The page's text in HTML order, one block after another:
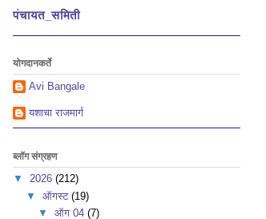
पंचायत_समिती
योगदानकर्ते
Avi Bangale
यशाचा राजमार्ग
ब्लॉग संग्रहण
▼ 2026 (212)
▼ ऑगस्ट (19)
▼ऑग 04(7)